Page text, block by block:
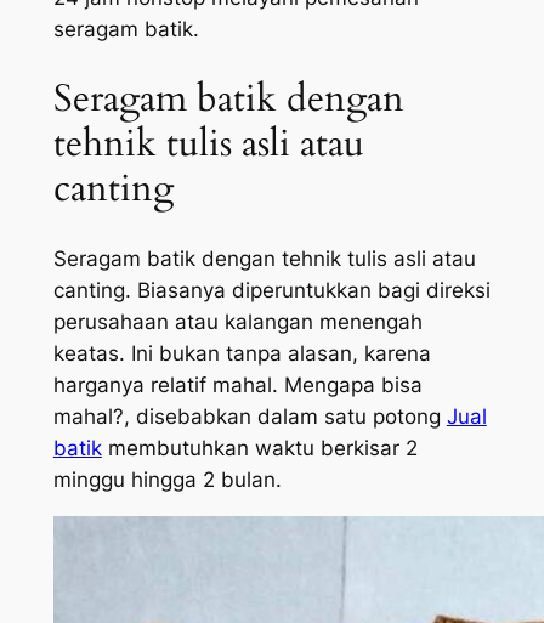
seragam batik.
Seragam batik dengan
tehnik tulis asli atau
canting
Seragam batik dengan tehnik tulis asli atau
canting. Biasanya diperuntukkan bagi direksi
perusahaan atau kalangan menengah
keatas. Ini bukan tanpa alasan, karena
harganya relatif mahal. Mengapa bisa
mahal?, disebabkan dalam satu potong Jual
batikmembutuhkan waktu berkisar 2
minggu hingga 2 bulan.